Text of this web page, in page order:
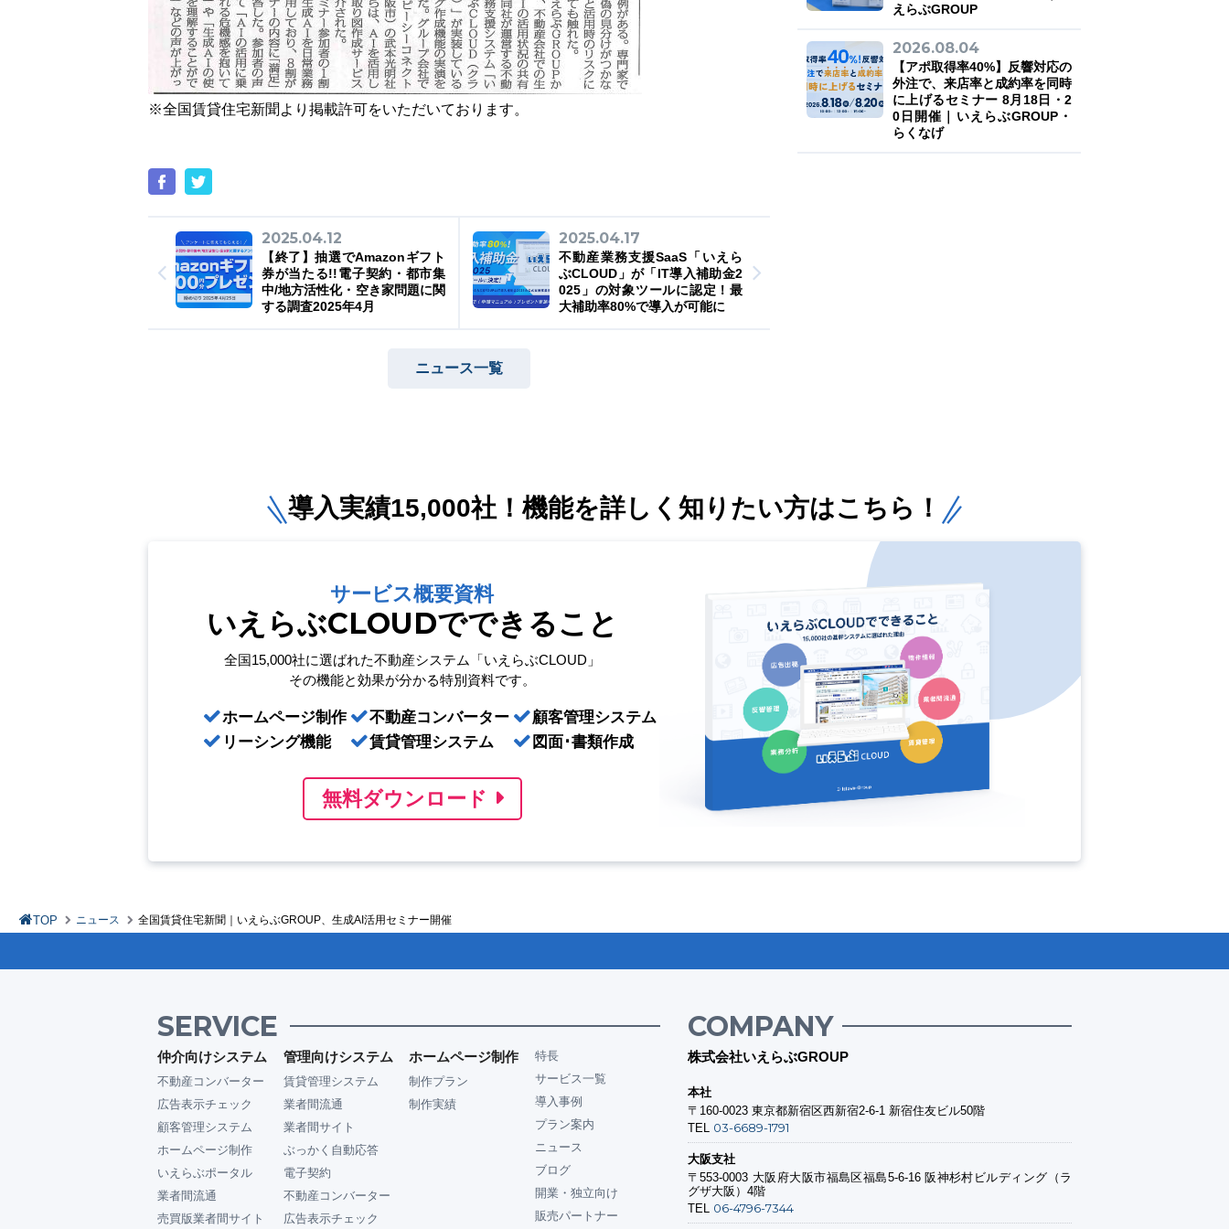
※全国賃貸住宅新聞より掲載許可をいただいております。
2025.04.12
【終了】抽選でAmazonギフト
券が当たる!!電子契約・都市集
中/地方活性化・空き家問題に関
する調査2025年4月
2025.04.17
不動産業務支援SaaS「いえら
ぶCLOUD」が「IT導入補助金2
025」の対象ツールに認定！最
大補助率80%で導入が可能に
ニュース一覧
えらぶGROUP
2026.08.04
【アポ取得率40%】反響対応の
外注で、来店率と成約率を同時
に上げるセミナー 8月18日・2
0日開催｜いえらぶGROUP・
らくなげ
導入実績15,000社！ 機能を詳しく知りたい方はこちら！
サービス概要資料
いえらぶCLOUDでできること
全国15,000社に選ばれた不動産システム「いえらぶCLOUD」
その機能と効果が分かる特別資料です。
ホームページ制作
リーシング機能
不動産コンバーター
賃貸管理システム
顧客管理システム
図面･書類作成
無料ダウンロード
TOP ニュース 全国賃貸住宅新聞｜いえらぶGROUP、生成AI活用セミナー開催
SERVICE
仲介向けシステム
不動産コンバーター
広告表示チェック
顧客管理システム
ホームページ制作
いえらぶポータル
業者間流通
売買版業者間サイト
管理向けシステム
賃貸管理システム
業者間流通
業者間サイト
ぶっかく自動応答
電子契約
不動産コンバーター
広告表示チェック
ホームページ制作
制作プラン
制作実績
特長
サービス一覧
導入事例
プラン案内
ニュース
ブログ
開業・独立向け
販売パートナー
COMPANY
株式会社いえらぶGROUP
本社
〒160-0023 東京都新宿区西新宿2-6-1 新宿住友ビル50階
TEL 03-6689-1791
大阪支社
〒553-0003 大阪府大阪市福島区福島5-6-16 阪神杉村ビルディング（ラ
グザ大阪）4階
TEL 06-4796-7344